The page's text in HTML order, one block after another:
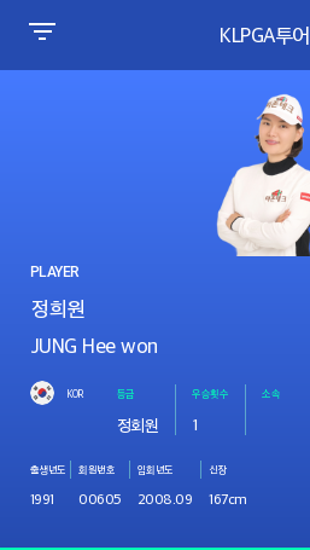
KLPGA투어
PLAYER
JUNG Hee won
KOR 등급
정회원
우승횟수
1
소속
출생년도
1991
회원번호
00605
입회년도
2008.09
신장
167cm